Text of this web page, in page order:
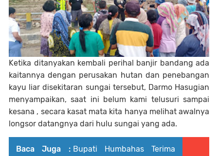
Ketika ditanyakan kembali perihal banjir bandang ada
kaitannya dengan perusakan hutan dan penebangan
kayu liar disekitaran sungai tersebut, Darmo Hasugian
menyampaikan, saat ini belum kami telusuri sampai
kesana , secara kasat mata kita hanya melihat awalnya
longsor datangnya dari hulu sungai yang ada.
Baca Juga : Bupati Humbahas Terima